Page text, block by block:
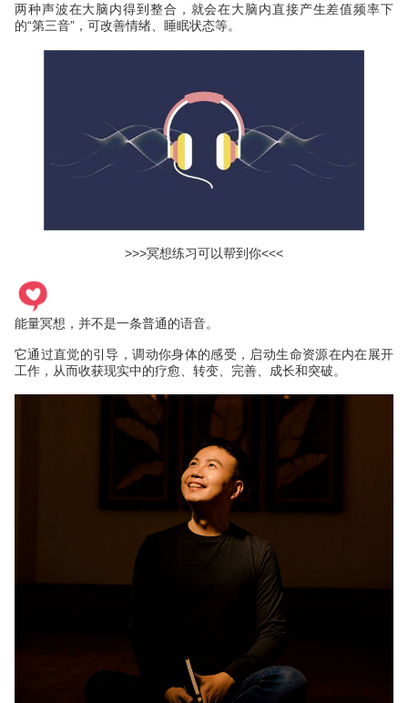
两种声波在大脑内得到整合，就会在大脑内直接产生差值频率下
的“第三音”，可改善情绪、睡眠状态等。
>>>冥想练习可以帮到你<<<
能量冥想，并不是一条普通的语音。
它通过直觉的引导，调动你身体的感受，启动生命资源在内在展开
工作，从而收获现实中的疗愈、转变、完善、成长和突破。